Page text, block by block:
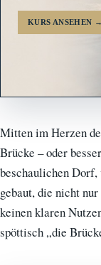
KURS ANSEHEN →
Mitten im Herzen
Brücke – oder
beschaulichen
gebaut, die nicht
keinen klaren
spöttisch „die